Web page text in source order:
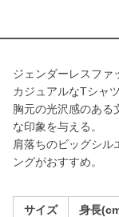
ジェンダーレスファ
カジュアルなTシャツ
胸元の光沢感のある
な印象を与える。
肩落ちのビッグシル
ングがおすすめ。
サイズ 身長